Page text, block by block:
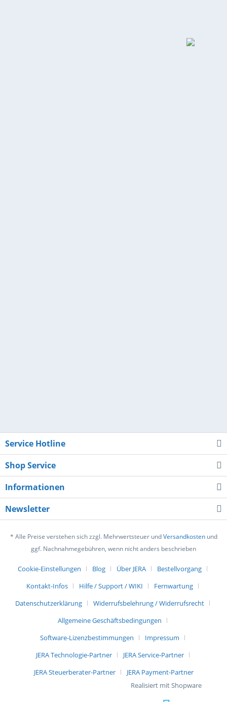
Service Hotline
Shop Service
Informationen
Newsletter
* Alle Preise verstehen sich zzgl. Mehrwertsteuer undVersandkostenund
ggf. Nachnahmegebühren, wenn nicht anders beschrieben
Cookie-Einstellungen Blog Über JERA
Bestellvorgang
Kontakt-Infos
Hilfe / Support / WIKI
Fernwartung
Datenschutzerklärung
Widerrufsbelehrung / Widerrufsrecht
Allgemeine Geschäftsbedingungen
Software-Lizenzbestimmungen
Impressum
JERA Technologie-Partner
JERA Service-Partner
JERA Steuerberater-Partner
JERA Payment-Partner
Realisiert mit Shopware